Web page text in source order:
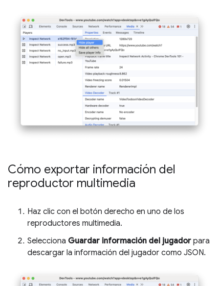
Cómo exportar información del
reproductor multimedia
Haz clic con el botón derecho en uno de los
reproductores multimedia.
Selecciona Guardar información del jugador para
descargar la información del jugador como JSON.